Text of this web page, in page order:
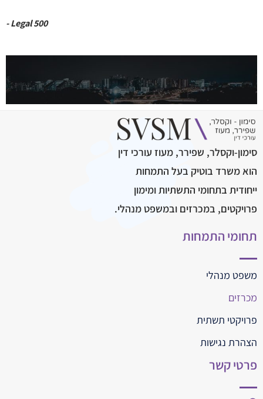
- Legal 500
סימון-וקסלר, שפירר, מעוז עורכי דין
הוא משרד בוטיק בעל התמחות
ייחודית בתחומי התשתיות ומימון
פרויקטים, במכרזים ובמשפט מנהלי.
תחומי התמחות
משפט מנהלי
מכרזים
פרויקטי תשתית
הצהרת נגישות
פרטי קשר